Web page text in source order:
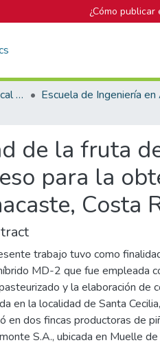
¿Cómo publicar
Campus Tecnológico Local San Carlos
de la fruta
para la
Costa
trabajo tuvo como
MD-2 que fue empleada
y la elaboración de
en la localidad de Santa
en dos fincas productoras de
S.A., ubicada en Muelle